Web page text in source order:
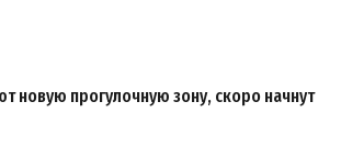
новую прогулочную зону, скоро начнут